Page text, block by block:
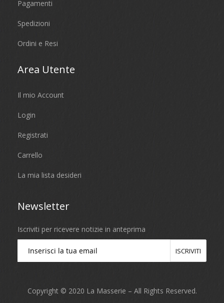
Pagamenti
Spedizioni
Ordini e Resi
Area Utente
Il mio Account
Login
Registrati
Carrello
La mia lista desideri
Newsletter
Iscriviti per ricevere notizie in anteprima
ISCRIVITI
Copyright © 2020 La Masserie – All Rights Reserved.